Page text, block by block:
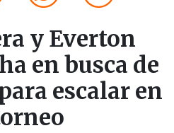
y Everton
en busca de
escalar en